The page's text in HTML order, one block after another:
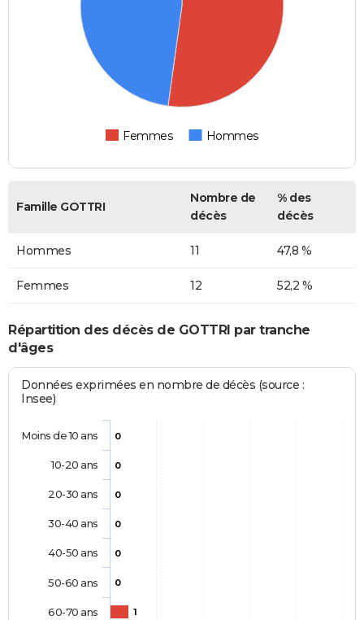
Femmes Hommes
Famille GOTTRI
Nombre de
décès
% des
décès
Hommes 11 47,8 %
Femmes 12 52,2 %
Répartition des décès de GOTTRI par tranche
d'âges
Données exprimées en nombre de décès (source :
Insee)
0
0
0
0
0
0
1
Moins de 10 ans
10-20 ans
20-30 ans
30-40 ans
40-50 ans
50-60 ans
60-70 ans